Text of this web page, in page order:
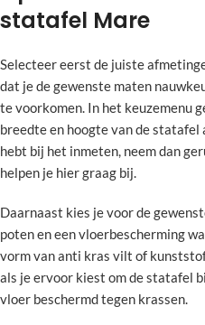
statafel Mare
Selecteer eerst de juiste
dat je de gewenste maten
te voorkomen. In het keuzemenu
breedte en hoogte van de statafel
hebt bij het inmeten, neem dan
helpen je hier graag bij.
Daarnaast kies je voor de
poten en een vloerbescherming
vorm van anti kras vilt of
als je ervoor kiest om de statafel
vloer beschermd tegen krassen.